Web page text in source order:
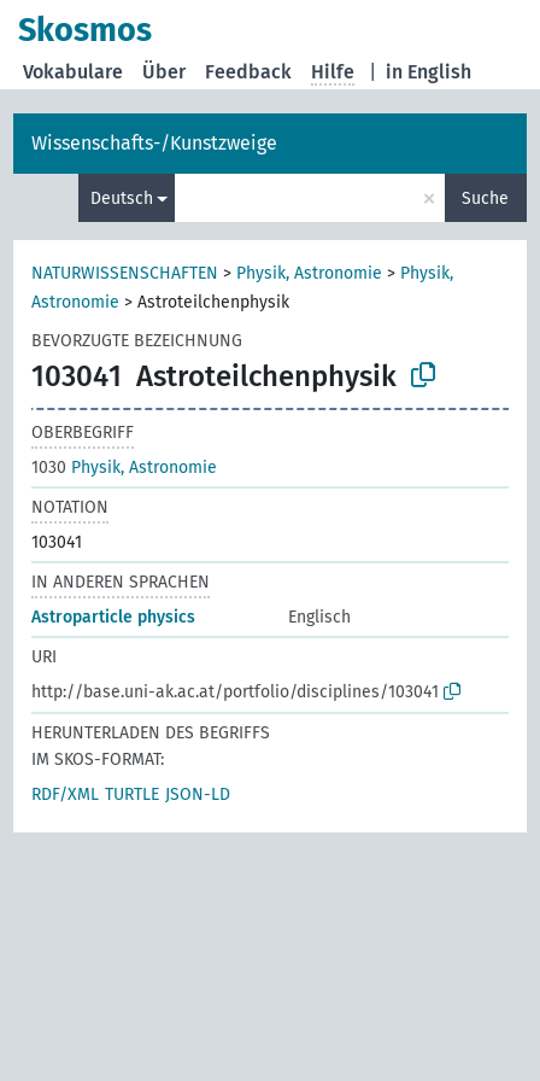
Skosmos
in English
Vokabulare Über Feedback Hilfe
Wissenschafts-/Kunstzweige
Deutsch × Suche
NATURWISSENSCHAFTEN > Physik, Astronomie > Physik,
Astronomie >Astroteilchenphysik
BEVORZUGTE BEZEICHNUNG
103041 Astroteilchenphysik
OBERBEGRIFF
1030 Physik, Astronomie
NOTATION
103041
IN ANDEREN SPRACHEN
Astroparticle physics
Englisch
URI
http://base.uni-ak.ac.at/portfolio/disciplines/103041
HERUNTERLADEN DES BEGRIFFS
IM SKOS-FORMAT:
RDF/XML TURTLE JSON-LD